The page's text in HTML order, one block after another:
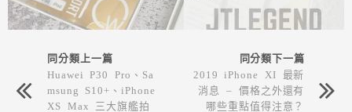
同分類上一篇
Huawei P30 Pro、Sa
msung S10+、iPhone
XS Max 三大旗艦拍
同分類下一篇
2019 iPhone XI 最新
消息 – 價格之外還有
哪些重點值得注意？